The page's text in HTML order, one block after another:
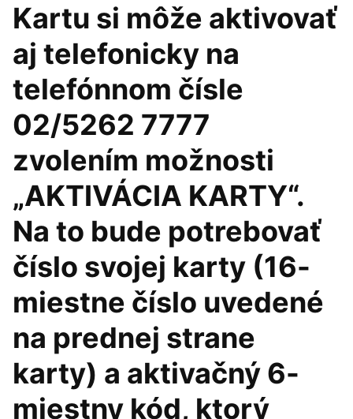
Kartu si môže aktivovať
aj telefonicky na
telefónnom čísle
02/5262 7777
zvolením možnosti
„AKTIVÁCIA KARTY“.
Na to bude potrebovať
číslo svojej karty (16-
miestne číslo uvedené
na prednej strane
karty) a aktivačný 6-
miestny kód, ktorý